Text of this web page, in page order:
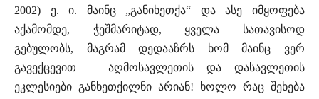
2002) ე. ი. მაინც „განიხეთქა“ და ასე იმყოფება
აქამომდე, ჭეშმარიტად, ყველა სათავისოდ
გებულობს, მაგრამ დედააზრს ხომ მაინც ვერ
გავექცევით – აღმოსავლეთის და დასავლეთის
ეკლესიები განხეთქილნი არიან! ხოლო რაც შეხება